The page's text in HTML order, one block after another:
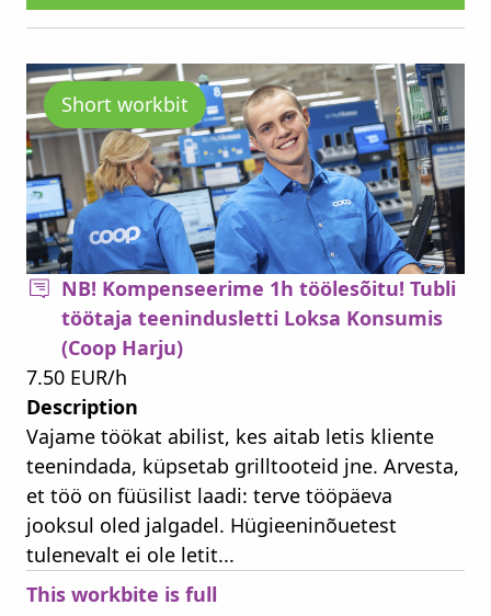
Short workbit
NB! Kompenseerime 1h töölesõitu! Tubli
töötaja teenindusletti Loksa Konsumis
(Coop Harju)
7.50 EUR/h
Description
Vajame töökat abilist, kes aitab letis kliente
teenindada, küpsetab grilltooteid jne. Arvesta,
et töö on füüsilist laadi: terve tööpäeva
jooksul oled jalgadel. Hügieeninõuetest
tulenevalt ei ole letit...
This workbite is full